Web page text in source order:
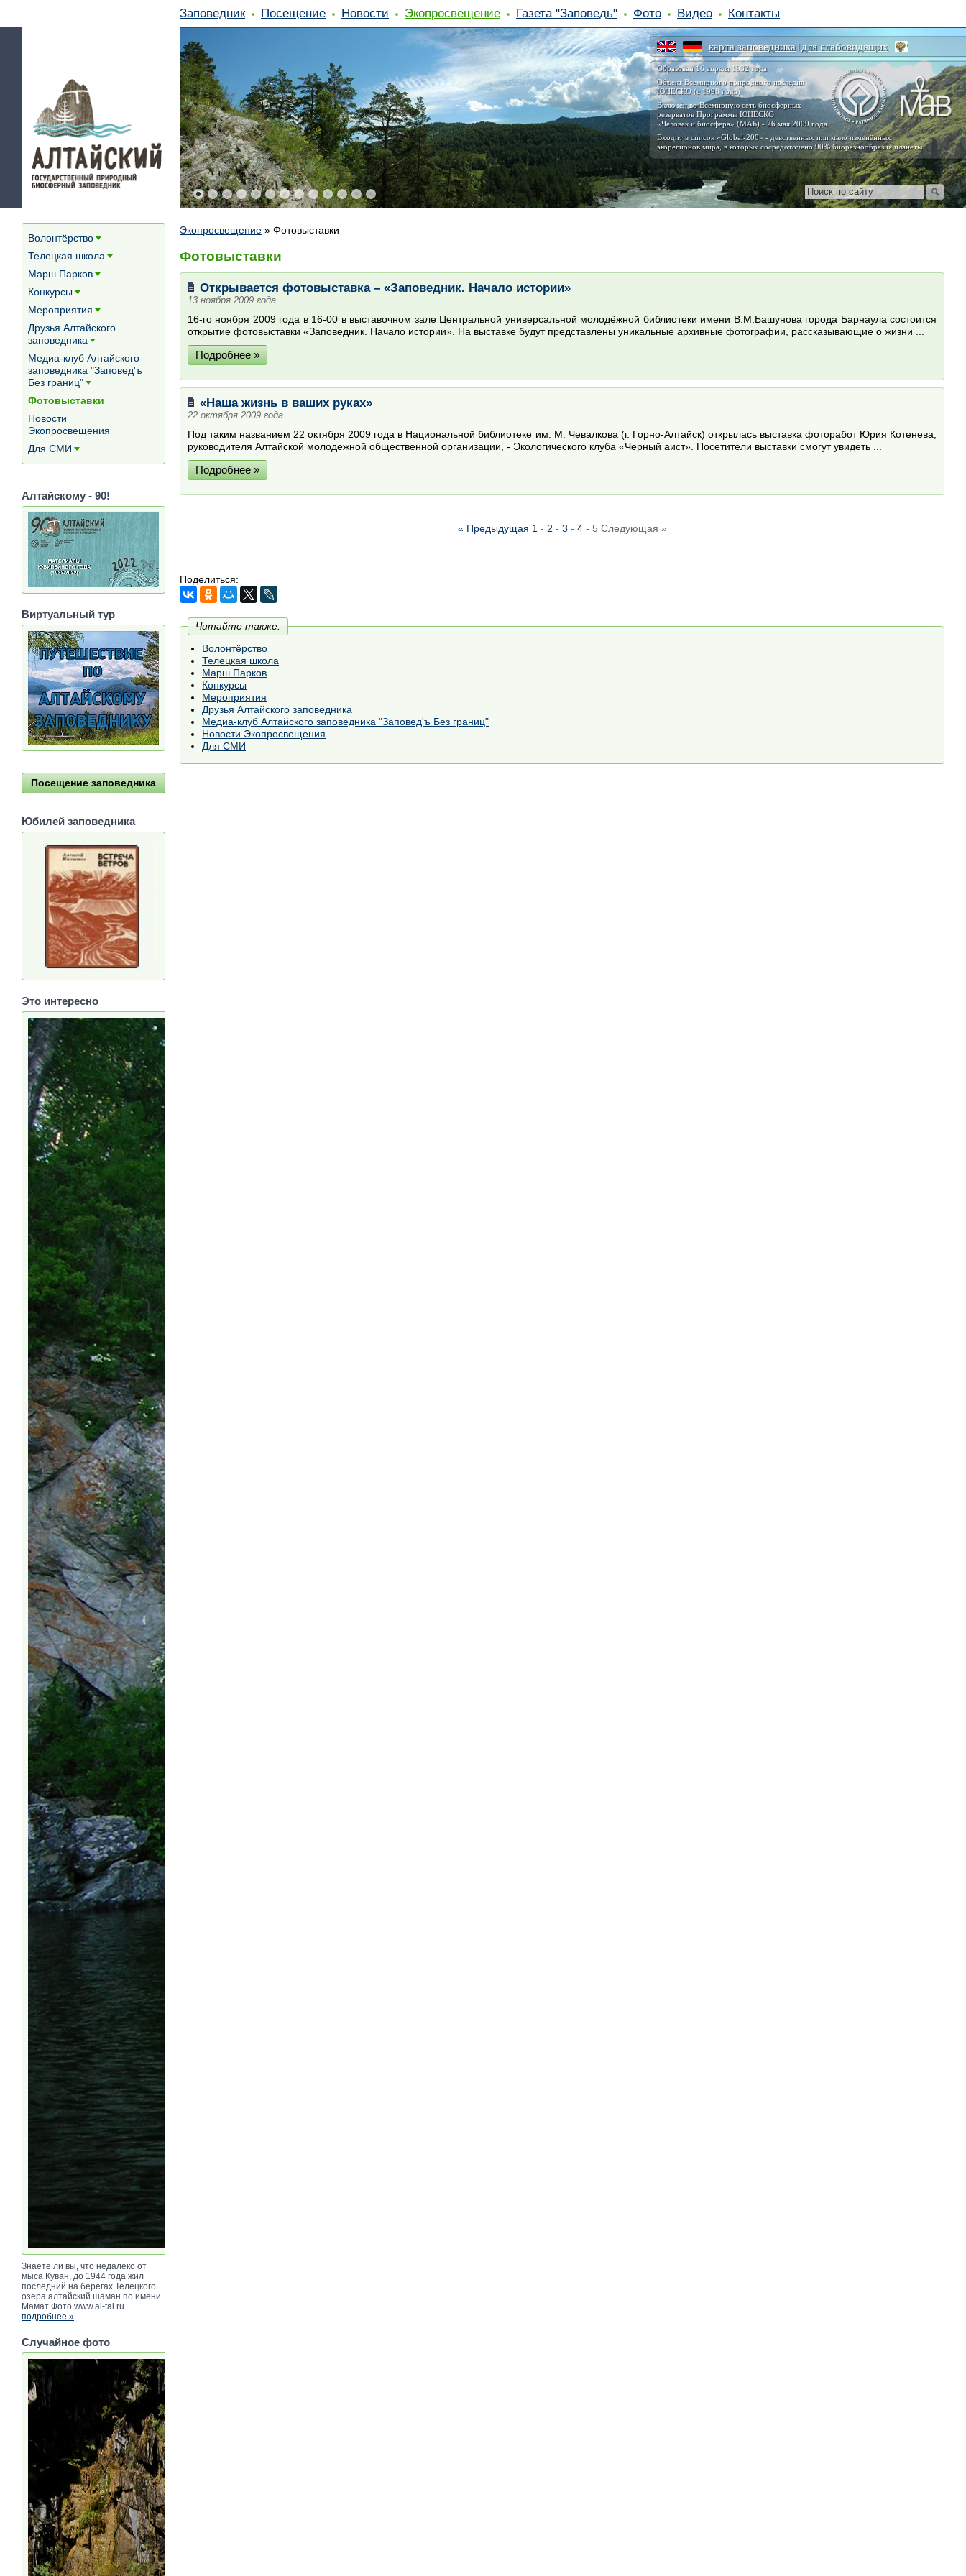
карта заповедника | для слабовидящих
Образован 16 апреля 1932 года
Объект Всемирного природного наследия
ЮНЕСКО (с 1998 года)
Включён во Всемирную сеть биосферных
резерватов Программы ЮНЕСКО
«Человек и биосфера» (МАБ) - 26 мая 2009 года
Входит в список «Global-200» - девственных или мало изменённых
экорегионов мира, в которых сосредоточено 90% биоразнообразия планеты
Заповедник Посещение Новости Экопросвещение Газета "Заповедь" Фото Видео Контакты
Экопросвещение » Фотовыставки
Фотовыставки
Открывается фотовыставка – «Заповедник. Начало истории»
13 ноября 2009 года
16-го ноября 2009 года в 16-00 в выставочном зале Центральной универсальной молодёжной библиотеки имени В.М.Башунова города Барнаула состоится
открытие фотовыставки «Заповедник. Начало истории». На выставке будут представлены уникальные архивные фотографии, рассказывающие о жизни ...
Подробнее »
«Наша жизнь в ваших руках»
22 октября 2009 года
Под таким названием 22 октября 2009 года в Национальной библиотеке им. М. Чевалкова (г. Горно-Алтайск) открылась выставка фоторабот Юрия Котенева,
руководителя Алтайской молодежной общественной организации, - Экологического клуба «Черный аист». Посетители выставки смогут увидеть ...
Подробнее »
« Предыдущая 1 - 2 - 3 - 4- 5 Следующая »
Поделиться:
Читайте также:
Волонтёрство
Телецкая школа
Марш Парков
Конкурсы
Мероприятия
Друзья Алтайского заповедника
Медиа-клуб Алтайского заповедника "Заповед'ъ Без границ"
Новости Экопросвещения
Для СМИ
Волонтёрство
Телецкая школа
Марш Парков
Конкурсы
Мероприятия
Друзья Алтайского
заповедника
Медиа-клуб Алтайского
заповедника "Заповед'ъ
Без границ"
Фотовыставки
Новости
Экопросвещения
Для СМИ
Алтайскому - 90!
Виртуальный тур
Посещение заповедника
Юбилей заповедника
Это интересно
Знаете ли вы, что недалеко от
мыса Куван, до 1944 года жил
последний на берегах Телецкого
озера алтайский шаман по имени
Мамат Фото www.al-tai.ru
подробнее »
Случайное фото